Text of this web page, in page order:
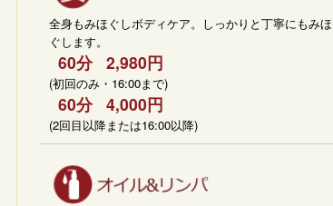
全身もみほぐしボディケア。しっかりと丁寧にもみほ
ぐします。
60分 2,980円
(初回のみ・16:00まで)
60分 4,000円
(2回目以降または16:00以降)